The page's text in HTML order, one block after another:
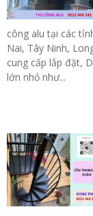
công alu tại các
Nai, Tây Ninh,
cung cấp lắp đặt,
lớn nhỏ như...